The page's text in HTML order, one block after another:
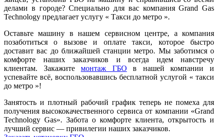
делами в городе? Специально для вас компания Grand Gas
Technology предлагает услугу « Такси до метро ».
Оставьте машину в нашем сервисном центре, а компания
позаботиться о вызове и оплате такси, которое быстро
доставит вас до ближайшей станции метро. Мы заботимся о
комфорте наших заказчиков и всегда идем навстречу
клиентам. Закажитемонтаж ГБО в нашей компании и
успевайте всё, воспользовавшись бесплатной услугой « такси
до метро »!
Занятость и плотный рабочий график теперь не помеха для
получения высококачественного сервиса от компании «Grand
Technology Gas». Забота о комфорте клиента, открытость и
лучший сервис — привилегии наших заказчиков.